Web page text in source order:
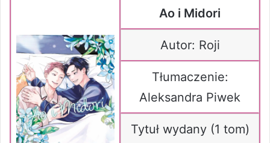
Ao i Midori
Autor: Roji
Tłumaczenie:
Aleksandra Piwek
Tytuł wydany (1 tom)